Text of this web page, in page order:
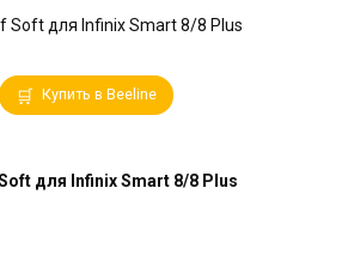
Купить в Beeline
для Infinix Smart 8/8 Plus